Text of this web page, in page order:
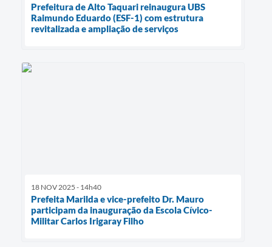
Prefeitura de Alto Taquari reinaugura UBS
Raimundo Eduardo (ESF-1) com estrutura
revitalizada e ampliação de serviços
18 NOV 2025 - 14h40
Prefeita Marilda e vice-prefeito Dr. Mauro
participam da inauguração da Escola Cívico-
Militar Carlos Irigaray Filho